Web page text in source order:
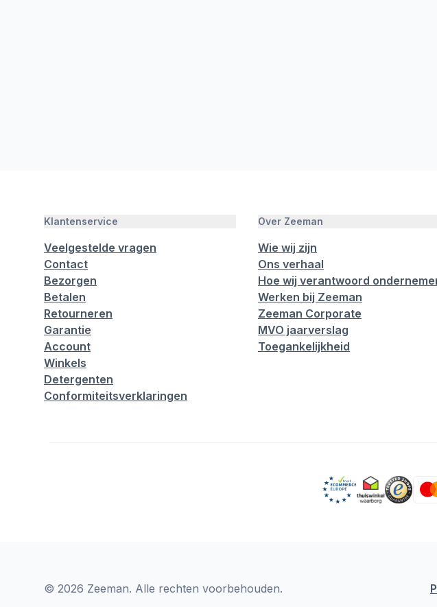
Klantenservice
Veelgestelde vragen
Contact
Bezorgen
Betalen
Retourneren
Garantie
Account
Winkels
Detergenten
Conformiteitsverklaringen
Over Zeeman
Wie wij zijn
Ons verhaal
Hoe wij verantwoord
Werken bij Zeeman
Zeeman Corporate
MVO jaarverslag
Toegankelijkheid
© 2026 Zeeman. Alle rechten voorbehouden.